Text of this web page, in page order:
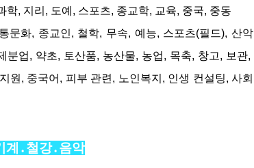
, 지리, 도예, 스포츠, 종교학, 교육, 중국, 중동
문화, 종교인, 철학, 무속, 예능, 스포츠(필드), 산악
업, 약초, 토산품, 농산물, 농업, 목축, 창고, 보관,
원, 중국어, 피부 관련, 노인복지, 인생 컨설팅, 사회
계․철강․음악